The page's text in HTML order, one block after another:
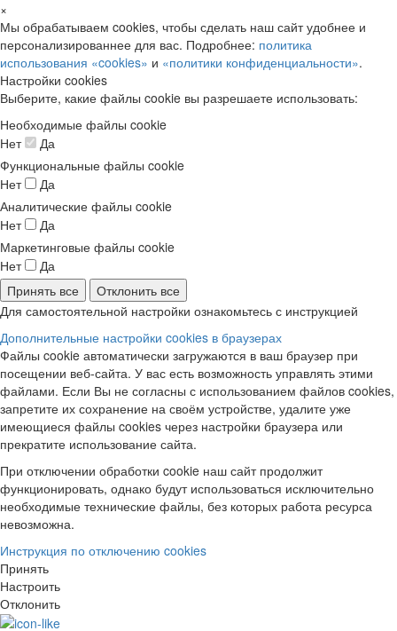
×
Мы обрабатываем cookies, чтобы сделать наш сайт удобнее и
персонализированнее для вас. Подробнее: политика
использования «cookies» и «политики конфиденциальности».
Настройки cookies
Выберите, какие файлы cookie вы разрешаете использовать:
Необходимые файлы cookie
Нет
Да
Функциональные файлы cookie
Нет
Да
Аналитические файлы cookie
Нет
Да
Маркетинговые файлы cookie
Нет
Да
Принять все
Отклонить все
Для самостоятельной настройки ознакомьтесь с инструкцией
Дополнительные настройки cookies в браузерах
Файлы cookie автоматически загружаются в ваш браузер при
посещении веб-сайта. У вас есть возможность управлять этими
файлами. Если Вы не согласны с использованием файлов cookies,
запретите их сохранение на своём устройстве, удалите уже
имеющиеся файлы cookies через настройки браузера или
прекратите использование сайта.
При отключении обработки cookie наш сайт продолжит
функционировать, однако будут использоваться исключительно
необходимые технические файлы, без которых работа ресурса
невозможна.
Инструкция по отключению cookies
Принять
Настроить
Отклонить